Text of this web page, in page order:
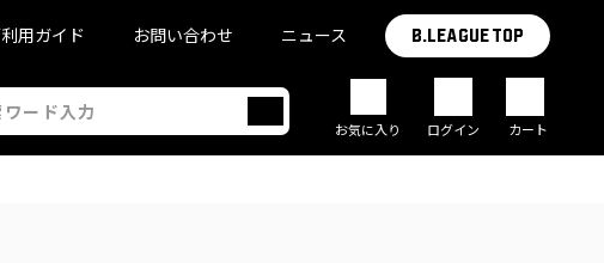
用ガイド お問い合わせ ニュース B.LEAGUE TOP
お気に入り ログイン カート